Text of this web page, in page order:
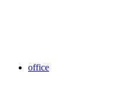
office